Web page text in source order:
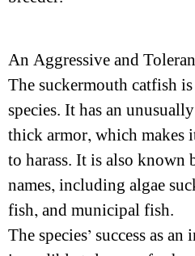
An Aggressive and
The suckermouth catfish
species. It has an
thick armor, which
to harass. It is also known
names, including algae
fish, and municipal fish.
The species’ success as